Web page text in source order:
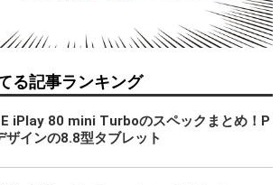
る記事ランキング
iPlay 80 mini Turboのスペックまとめ！P
ザインの8.8型タブレット